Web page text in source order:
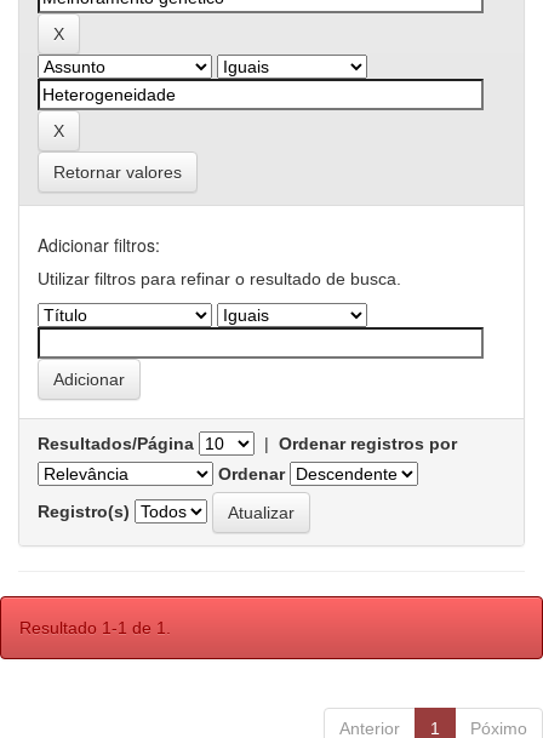
Retornar valores
Adicionar filtros:
Utilizar filtros para refinar o resultado de busca.
Resultados/Página | Ordenar registros por
Ordenar
Registro(s)
Resultado 1-1 de 1.
Anterior 1 Póximo